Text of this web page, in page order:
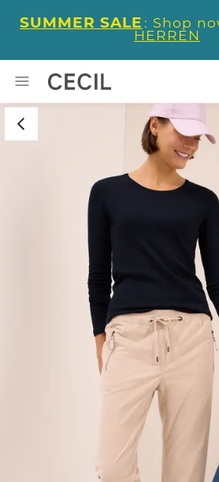
SUMMER SALE : Shop
HERREN